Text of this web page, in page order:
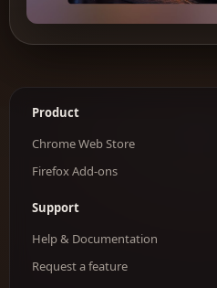
Product
Chrome Web Store
Firefox Add-ons
Support
Help & Documentation
Request a feature